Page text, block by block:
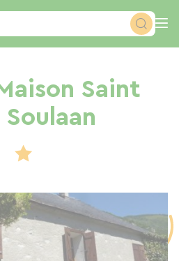
Saint
Soulaan
de Cookies